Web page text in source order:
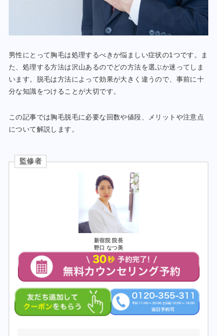
男性にとって胸毛は処理するべきか悩ましい症状の1つです。ま
た、処理する方法は沢山あるのでどの方法を選ぶか迷ってしま
います。脱毛は方法によって効果が大きく違うので、事前に十
分な知識をつけることが大切です。
この記事では胸毛脱毛に必要な回数や値段、メリットや注意点
について解説します。
監修者
新宿院 院長
野口 なつ美